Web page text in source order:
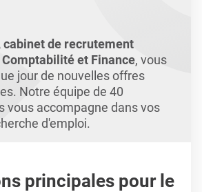
cabinet de recrutement
et Finance, vous
jour de nouvelles offres
Notre équipe de 40
vous accompagne dans vos
d'emploi.
principales pour le